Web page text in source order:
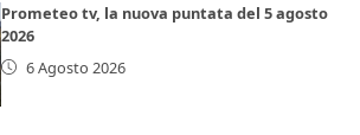
Prometeo tv, la nuova puntata del 5 agosto
2026
6 Agosto 2026